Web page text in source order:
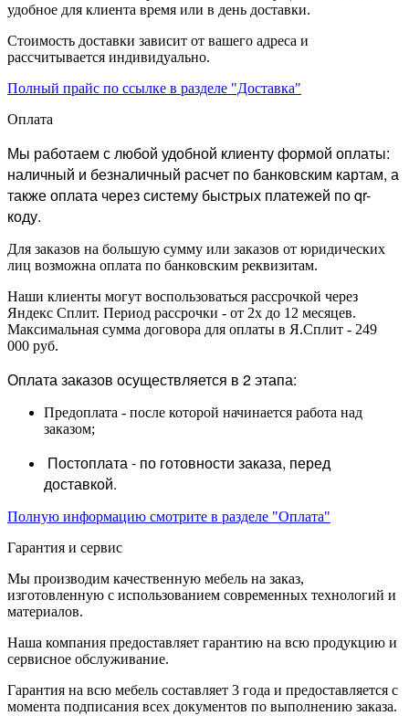
удобное для клиента время или в день доставки.
Стоимость доставки зависит от вашего адреса и
рассчитывается индивидуально.
Полный прайс по ссылке в разделе "Доставка"
Оплата
Мы работаем с любой удобной клиенту формой оплаты:
наличный и безналичный расчет по банковским картам, а
также оплата через систему быстрых платежей по qr-
коду.
Для заказов на большую сумму или заказов от юридических
лиц возможна оплата по банковским реквизитам.
Наши клиенты могут воспользоваться рассрочкой через
Яндекс Сплит. Период рассрочки - от 2х до 12 месяцев.
Максимальная сумма договора для оплаты в Я.Сплит - 249
000 руб.
Оплата заказов осуществляется в 2 этапа:
Предоплата - после которой начинается работа над
заказом;
Постоплата - по готовности заказа, перед
доставкой.
Полную информацию смотрите в разделе "Оплата"
Гарантия и сервис
Мы производим качественную мебель на заказ,
изготовленную с использованием современных технологий и
материалов.
Наша компания предоставляет гарантию на всю продукцию и
сервисное обслуживание.
Гарантия на всю мебель составляет 3 года и предоставляется с
момента подписания всех документов по выполнению заказа.